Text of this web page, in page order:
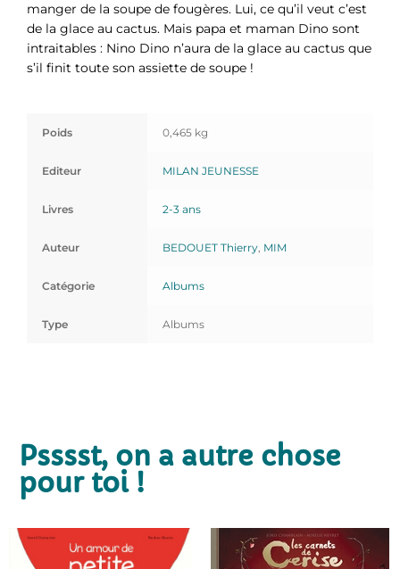
manger de la soupe de fougères. Lui, ce qu’il veut c’est
de la glace au cactus. Mais papa et maman Dino sont
intraitables : Nino Dino n’aura de la glace au cactus que
s’il finit toute son assiette de soupe !
Poids 0,465 kg
Editeur MILAN JEUNESSE
Livres 2-3 ans
Auteur BEDOUET Thierry, MIM
Catégorie Albums
Type Albums
Psssst, on a autre chose
pour toi !